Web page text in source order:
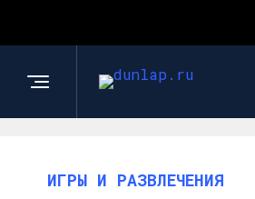
ИГРЫ И РАЗВЛЕЧЕНИЯ